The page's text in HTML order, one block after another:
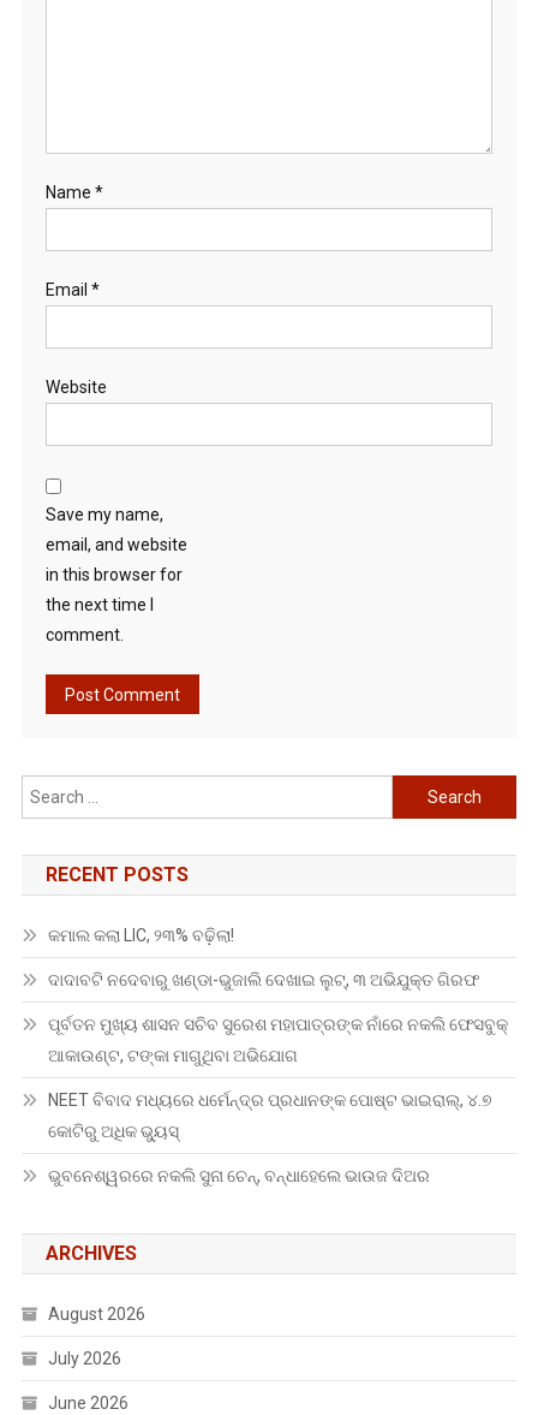
Name *
Email *
Website
Save my name,
email, and website
in this browser for
the next time I
comment.
Search
for:
RECENT POSTS
କମାଲ କଲା LIC, ୨୩% ବଢ଼ିଲା!
ଦାଦାବଟି ନଦେବାରୁ ଖଣ୍ଡା-ଭୁଜାଲି ଦେଖାଇ ଲୁଟ୍, ୩ ଅଭିଯୁକ୍ତ ଗିରଫ
ପୂର୍ବତନ ମୁଖ୍ୟ ଶାସନ ସଚିବ ସୁରେଶ ମହାପାତ୍ରଙ୍କ ନାଁରେ ନକଲି ଫେସବୁକ୍
ଆକାଉଣ୍ଟ, ଟଙ୍କା ମାଗୁଥିବା ଅଭିଯୋଗ
NEET ବିବାଦ ମଧ୍ୟରେ ଧର୍ମେନ୍ଦ୍ର ପ୍ରଧାନଙ୍କ ପୋଷ୍ଟ ଭାଇରାଲ୍, ୪.୭
କୋଟିରୁ ଅଧିକ ଭ୍ୟୁସ୍
ଭୁବନେଶ୍ୱରରେ ନକଲି ସୁନା ଚେନ୍, ବନ୍ଧାହେଲେ ଭାଉଜ ଦିଅର
ARCHIVES
August 2026
July 2026
June 2026